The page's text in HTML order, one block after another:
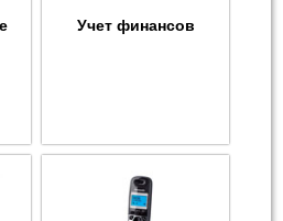
Учет финансов